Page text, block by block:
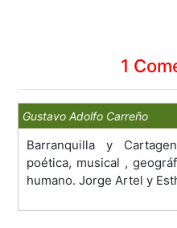
1
Gustavo Adolfo Carreño
Barranquilla y
poética, musical ,
humano. Jorge Artel y